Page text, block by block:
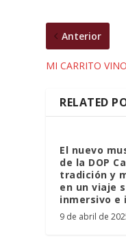
Anterior
MI CARRITO
RELATED
El nuevo
de la DOP
tradición y
en un viaje
inmersivo e
9 de abril de